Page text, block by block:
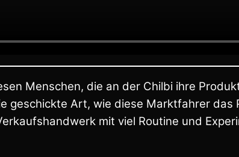
Menschen, die an der Chilbi ihre
Art, wie diese Marktfahrer das
mit viel Routine und